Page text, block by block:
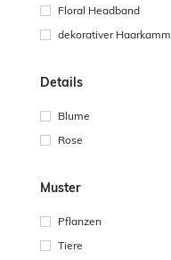
Floral Headband
dekorativer Haarkamm
Details
Blume
Rose
Muster
Pflanzen
Tiere